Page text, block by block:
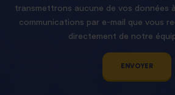
transmettrons aucune de vos données
communications par e-mail que vous
directement de notre
ENVOYER